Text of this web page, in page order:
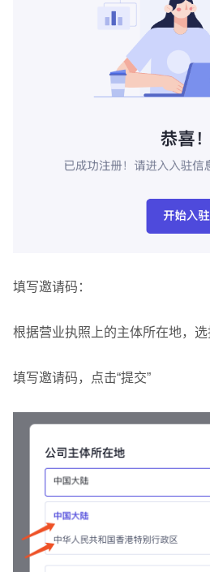
填写邀请码：
根据营业执照上的主体所在地，
填写邀请码，点击“提交”